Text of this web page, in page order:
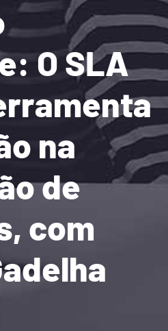
O SLA
na
de
com